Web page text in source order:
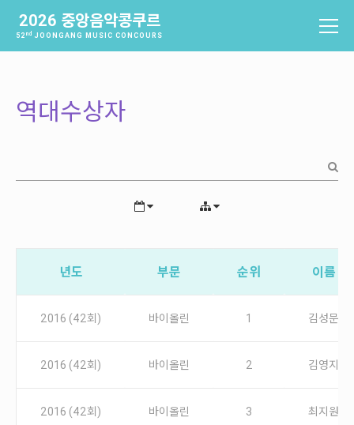
2026 중앙음악콩쿠르
52 nd JOONGANG MUSIC CONCOURS
소개
역사
참가신청
본선진출자 및 결과
안내
자주묻는질문
역대수상자
년도 부문 순위 이름
2016 (42회) 바이올린 1 김성문
2016 (42회) 바이올린 2 김영지
2016 (42회) 바이올린 3 최지원